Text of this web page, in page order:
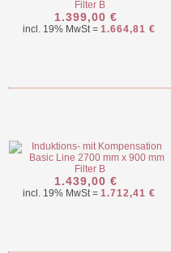
1.399,00 €
incl. 19% MwSt = 1.664,81 €
1.439,00 €
incl. 19% MwSt = 1.712,41 €